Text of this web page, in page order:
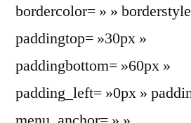
bordercolor= » »
paddingtop= »30px »
paddingbottom= »60px »
padding_left= »0px »